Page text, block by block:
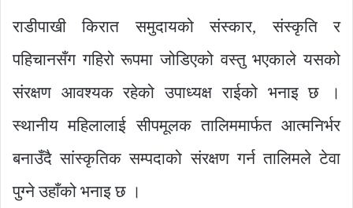
राडीपाखी किरात समुदायको संस्कार, संस्कृति र
पहिचानसँग गहिरो रूपमा जोडिएको वस्तु भएकाले यसको
संरक्षण आवश्यक रहेको उपाध्यक्ष राईको भनाइ छ ।
स्थानीय महिलालाई सीपमूलक तालिममार्फत आत्मनिर्भर
बनाउँदै सांस्कृतिक सम्पदाको संरक्षण गर्न तालिमले टेवा
पुग्ने उहाँको भनाइ छ ।